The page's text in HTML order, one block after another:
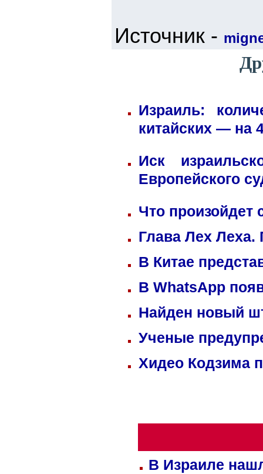
Источник -
Израиль:
китайских — на
Иск
Европейского
Что произойдет
Глава Лех
В Китае
В WhatsApp
Найден новый
Ученые
Хидео Кодзима
В Израиле